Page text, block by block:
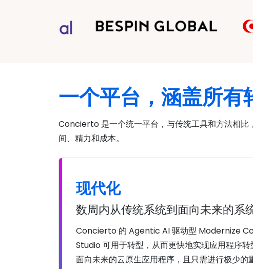
一个平台，涵盖所有
Concierto 是一个统一平台，与传统工具和方法相比
间、精力和成本。
现代化
数周内从传统系统到面向未来的系
Concierto 的 Agentic AI 驱动型 Modernize
Studio 可用于转型，从而更快地实现应用程序
面向未来的云原生应用程序，且只需进行极少的